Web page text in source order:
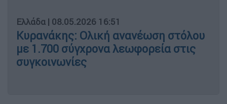
Ελλάδα | 08.05.2026 16:51
Κυρανάκης: Ολική ανανέωση στόλου
με 1.700 σύγχρονα λεωφορεία στις
συγκοινωνίες